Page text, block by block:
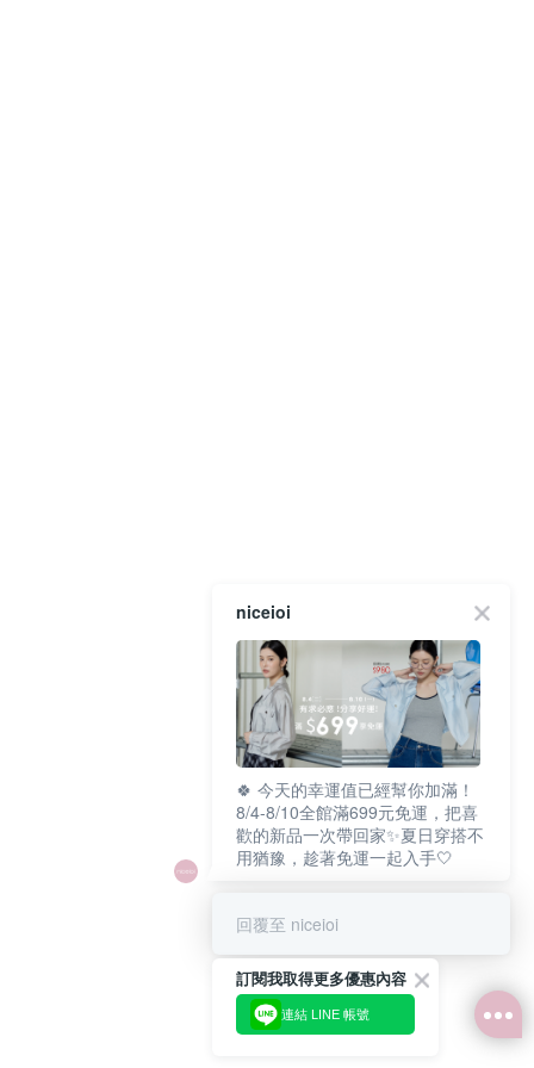
niceioi
🍀 今天的幸運值已經幫你加滿！
8/4-8/10全館滿699元免運，把喜
歡的新品一次帶回家✨夏日穿搭不
用猶豫，趁著免運一起入手🤍
回覆至 niceioi
訂閱我取得更多優惠內容
連結 LINE 帳號